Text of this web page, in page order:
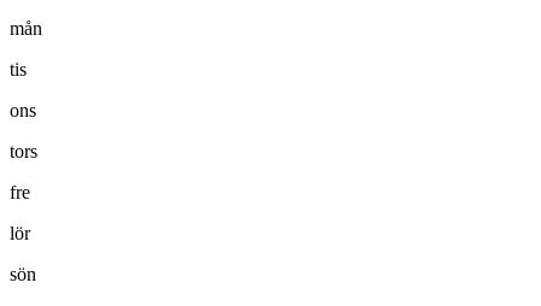
mån
tis
ons
tors
fre
lör
sön